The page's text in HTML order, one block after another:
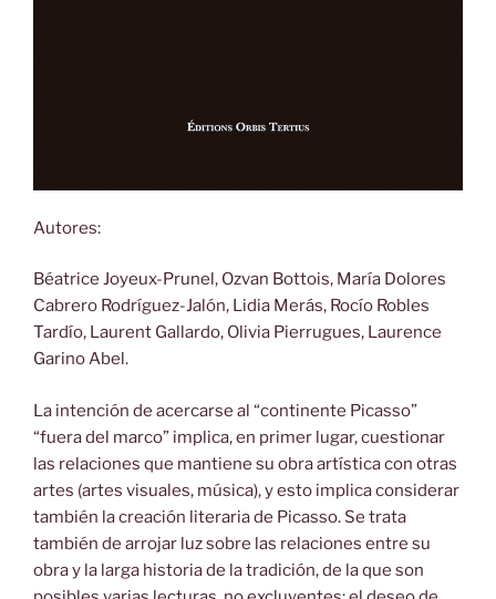
Autores:
Béatrice Joyeux-Prunel, Ozvan Bottois, María Dolores
Cabrero Rodríguez-Jalón, Lidia Merás, Rocío Robles
Tardío, Laurent Gallardo, Olivia Pierrugues, Laurence
Garino Abel.
La intención de acercarse al “continente Picasso”
“fuera del marco” implica, en primer lugar, cuestionar
las relaciones que mantiene su obra artística con otras
artes (artes visuales, música), y esto implica considerar
también la creación literaria de Picasso. Se trata
también de arrojar luz sobre las relaciones entre su
obra y la larga historia de la tradición, de la que son